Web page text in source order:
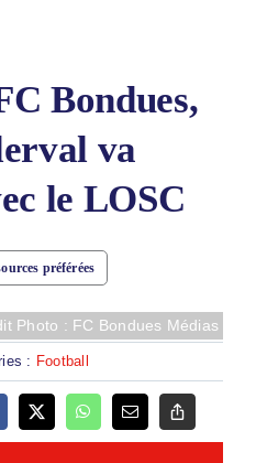
Bondues,
va
le LOSC
préférées
Photo : FC Bondues Médias
: Football